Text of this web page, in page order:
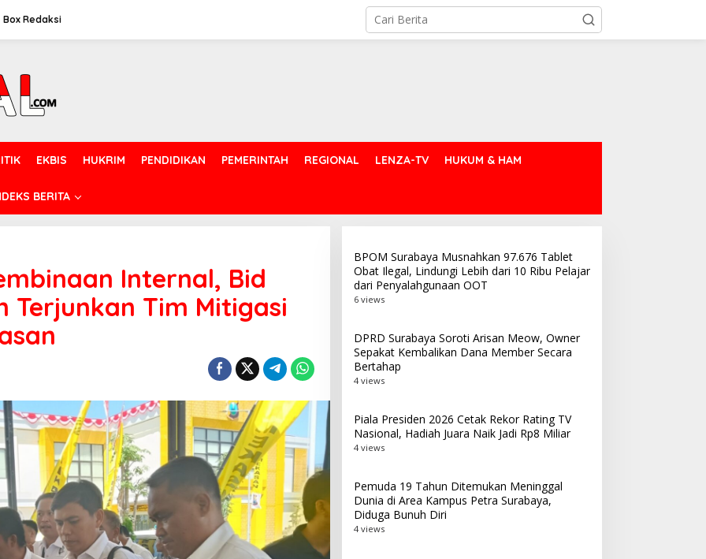
Box Redaksi
EKBIS HUKRIM PENDIDIKAN PEMERINTAH REGIONAL LENZA-TV HUKUM & HAM
BERITA
Internal, Bid
Terjunkan Tim Mitigasi
BPOM Surabaya Musnahkan 97.676 Tablet
Obat Ilegal, Lindungi Lebih dari 10 Ribu Pelajar
dari Penyalahgunaan OOT
6 views
DPRD Surabaya Soroti Arisan Meow, Owner
Sepakat Kembalikan Dana Member Secara
Bertahap
4 views
Piala Presiden 2026 Cetak Rekor Rating TV
Nasional, Hadiah Juara Naik Jadi Rp8 Miliar
4 views
Pemuda 19 Tahun Ditemukan Meninggal
Dunia di Area Kampus Petra Surabaya,
Diduga Bunuh Diri
4 views